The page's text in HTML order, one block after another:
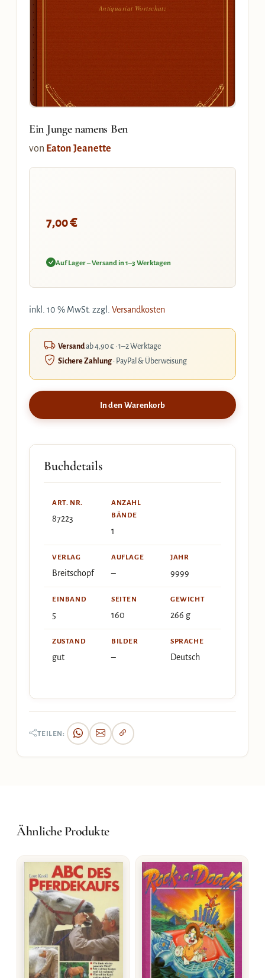
Antiquariat Wortschatz
Ein Junge namens Ben
von Eaton Jeanette
7,00€
Auf Lager – Versand in 1–3 Werktagen
inkl. 10 % MwSt. zzgl. Versandkosten
Versandab 4,90 € · 1–2 Werktage
Sichere Zahlung· PayPal & Überweisung
In den Warenkorb
Buchdetails
ART. NR.
87223
ANZAHL
BÄNDE
1
VERLAG
Breitschopf
AUFLAGE
–
JAHR
9999
EINBAND
5
SEITEN
160
GEWICHT
266 g
ZUSTAND
gut
BILDER
–
SPRACHE
Deutsch
TEILEN:
Ähnliche Produkte